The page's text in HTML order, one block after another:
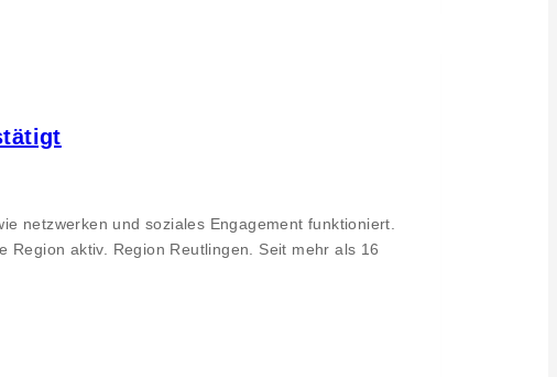
netzwerken und soziales Engagement funktioniert.
aktiv. Region Reutlingen. Seit mehr als 16